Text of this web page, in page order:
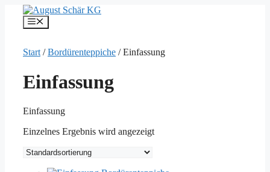
Inhalt
springen
Menü
Start /Bordürenteppiche / Einfassung
Einfassung
Einfassung
Einzelnes Ergebnis wird angezeigt